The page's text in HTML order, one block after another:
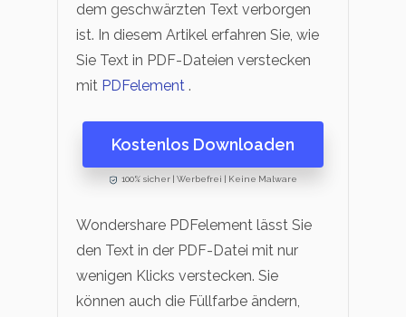
dem geschwärzten Text verborgen
ist. In diesem Artikel erfahren Sie, wie
Sie Text in PDF-Dateien verstecken
mit PDFelement .
Kostenlos Downloaden
100% sicher | Werbefrei | Keine Malware
Wondershare PDFelement lässt Sie
den Text in der PDF-Datei mit nur
wenigen Klicks verstecken. Sie
können auch die Füllfarbe ändern,